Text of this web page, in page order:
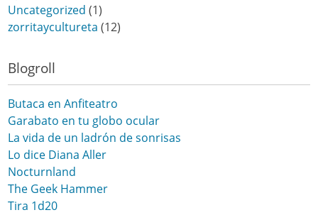
Uncategorized (1)
zorritaycultureta (12)
Blogroll
Butaca en Anfiteatro
Garabato en tu globo ocular
La vida de un ladrón de sonrisas
Lo dice Diana Aller
Nocturnland
The Geek Hammer
Tira 1d20